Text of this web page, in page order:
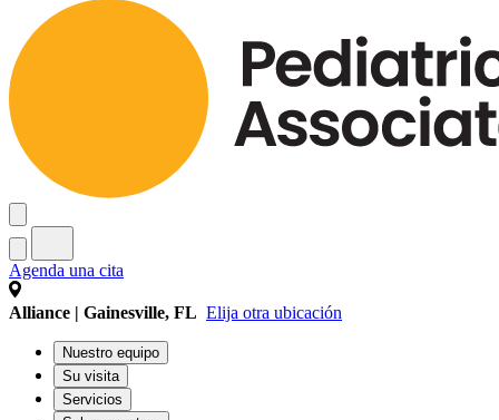
Agenda una cita
Alliance | Gainesville, FL Elija otra ubicación
Nuestro equipo
Su visita
Servicios